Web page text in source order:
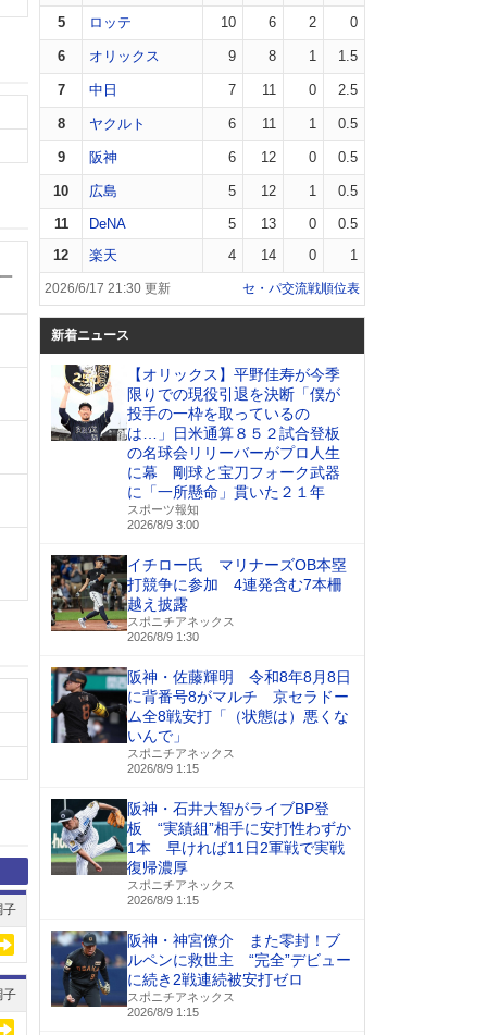
子
子
5 ロッテ 10 6 2 0
6 オリックス 9 8 1 1.5
7 中日 7 11 0 2.5
8 ヤクルト 6 11 1 0.5
9 阪神 6 12 0 0.5
10 広島 5 12 1
0.5
11
DeNA 5 13 0
0.5
12
楽天 4 14 0 1
2026/6/17 21:30 更新 セ・パ交流戦順位表
新着ニュース
【オリックス】平野佳寿が今季
限りでの現役引退を決断「僕が
投手の一枠を取っているの
は…」日米通算８５２試合登板
の名球会リリーバーがプロ人生
に幕 剛球と宝刀フォーク武器
に「一所懸命」貫いた２１年
スポーツ報知
2026/8/9 3:00
イチロー氏 マリナーズOB本塁
打競争に参加 4連発含む7本柵
越え披露
スポニチアネックス
2026/8/9 1:30
阪神・佐藤輝明 令和8年8月8日
に背番号8がマルチ 京セラドー
ム全8戦安打「（状態は）悪くな
いんで」
スポニチアネックス
2026/8/9 1:15
阪神・石井大智がライブBP登
板 “実績組”相手に安打性わずか
1本 早ければ11日2軍戦で実戦
復帰濃厚
スポニチアネックス
2026/8/9 1:15
阪神・神宮僚介 また零封！ブ
ルペンに救世主 “完全”デビュー
に続き2戦連続被安打ゼロ
スポニチアネックス
2026/8/9 1:15